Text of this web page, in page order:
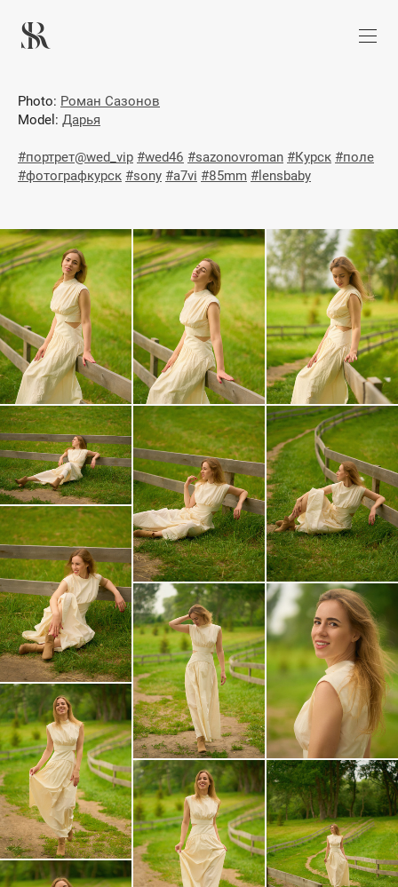
Photo: Роман Сазонов
Model: Дарья
#портрет@wed_vip #wed46 #sazonovroman #Курск #поле
#фотографкурск #sony #a7vi #85mm #lensbaby